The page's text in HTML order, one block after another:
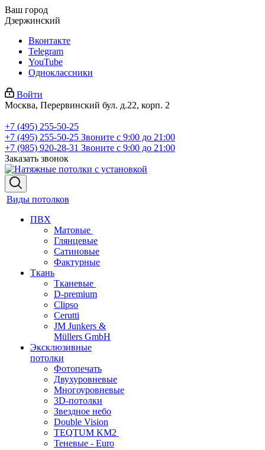
Ваш город
Дзержинский
Вконтакте
Telegram
YouTube
Одноклассники
Войти
Москва, Перервинский бул. д.22, корп. 2
+7 (495) 255-50-25
+7 (495) 255-50-25 Звоните с 9:00 до 21:00
+7 (985) 920-28-31 Звоните с 9:00 до 21:00
Заказать звонок
Виды потолков
ПВХ
Матовые
Глянцевые
Сатиновые
Фактурные
Ткань
Тканевые
D-premium
Clipso
Cerutti
JM Junkers &
Müllers GmbH
Эксклюзивные
потолки
Фотопечать
Двухуровневые
Многоуровневые
3D-потолки
Звездное небо
Double Vision
TEQTUM KM2
Теневые - Euro